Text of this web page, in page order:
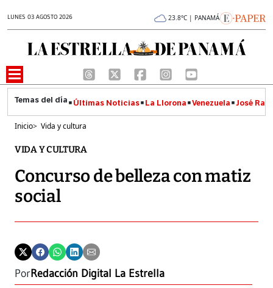
LUNES 03 AGOSTO 2026 23.8°C | PANAMÁ
Últimas Noticias La Llorona Venezuela José
Inicio> Vida y cultura
VIDA Y CULTURA
Concurso de belleza con matiz
social
PorRedacción Digital La Estrella